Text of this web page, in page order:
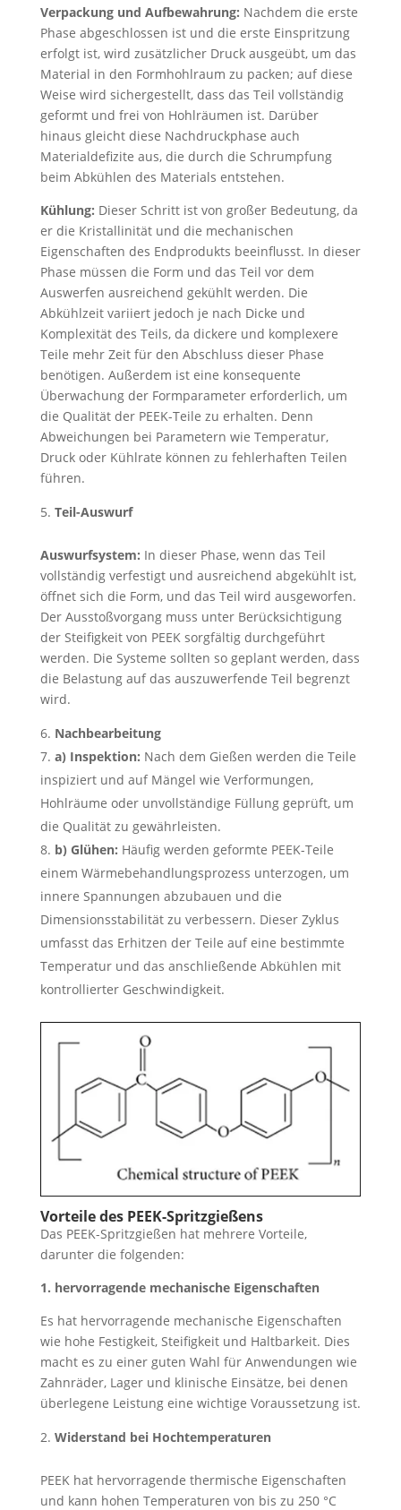
Verpackung und Aufbewahrung: Nachdem die erste
Phase abgeschlossen ist und die erste Einspritzung
erfolgt ist, wird zusätzlicher Druck ausgeübt, um das
Material in den Formhohlraum zu packen; auf diese
Weise wird sichergestellt, dass das Teil vollständig
geformt und frei von Hohlräumen ist. Darüber
hinaus gleicht diese Nachdruckphase auch
Materialdefizite aus, die durch die Schrumpfung
beim Abkühlen des Materials entstehen.
Kühlung: Dieser Schritt ist von großer Bedeutung, da
er die Kristallinität und die mechanischen
Eigenschaften des Endprodukts beeinflusst. In dieser
Phase müssen die Form und das Teil vor dem
Auswerfen ausreichend gekühlt werden. Die
Abkühlzeit variiert jedoch je nach Dicke und
Komplexität des Teils, da dickere und komplexere
Teile mehr Zeit für den Abschluss dieser Phase
benötigen. Außerdem ist eine konsequente
Überwachung der Formparameter erforderlich, um
die Qualität der PEEK-Teile zu erhalten. Denn
Abweichungen bei Parametern wie Temperatur,
Druck oder Kühlrate können zu fehlerhaften Teilen
führen.
Teil-Auswurf
Auswurfsystem: In dieser Phase, wenn das Teil
vollständig verfestigt und ausreichend abgekühlt ist,
öffnet sich die Form, und das Teil wird ausgeworfen.
Der Ausstoßvorgang muss unter Berücksichtigung
der Steifigkeit von PEEK sorgfältig durchgeführt
werden. Die Systeme sollten so geplant werden, dass
die Belastung auf das auszuwerfende Teil begrenzt
wird.
Nachbearbeitung
a) Inspektion: Nach dem Gießen werden die Teile
inspiziert und auf Mängel wie Verformungen,
Hohlräume oder unvollständige Füllung geprüft, um
die Qualität zu gewährleisten.
b) Glühen: Häufig werden geformte PEEK-Teile
einem Wärmebehandlungsprozess unterzogen, um
innere Spannungen abzubauen und die
Dimensionsstabilität zu verbessern. Dieser Zyklus
umfasst das Erhitzen der Teile auf eine bestimmte
Temperatur und das anschließende Abkühlen mit
kontrollierter Geschwindigkeit.
Vorteile des PEEK-Spritzgießens
Das PEEK-Spritzgießen hat mehrere Vorteile,
darunter die folgenden:
1. hervorragende mechanische Eigenschaften
Es hat hervorragende mechanische Eigenschaften
wie hohe Festigkeit, Steifigkeit und Haltbarkeit. Dies
macht es zu einer guten Wahl für Anwendungen wie
Zahnräder, Lager und klinische Einsätze, bei denen
überlegene Leistung eine wichtige Voraussetzung ist.
Widerstand bei Hochtemperaturen
PEEK hat hervorragende thermische Eigenschaften
und kann hohen Temperaturen von bis zu 250 °C